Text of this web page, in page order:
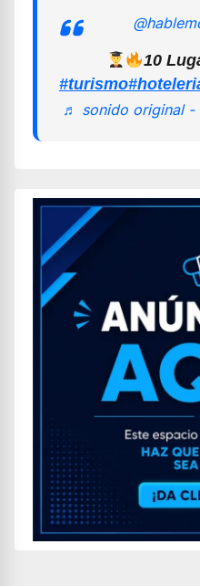
10
#turismo
♬ sonido original -